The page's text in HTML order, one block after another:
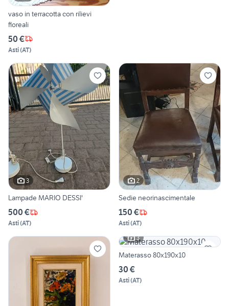
vaso in terracotta con rilievi
floreali
50 €
Asti(AT)
3
Lampade MARIO DESSI'
500 €
Asti(AT)
2
Sedie neorinascimentale
150 €
Asti(AT)
3
Materasso 80x190x10
30 €
Asti(AT)